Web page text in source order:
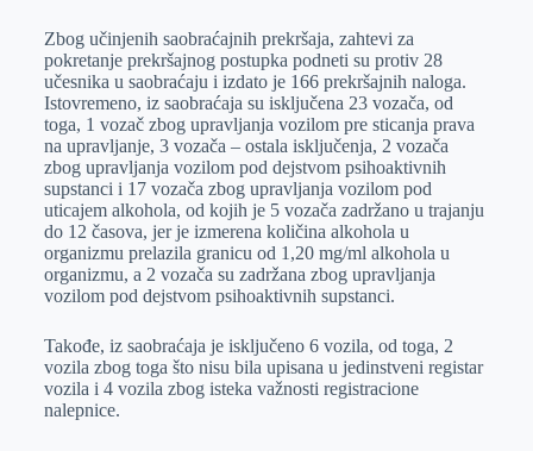
Zbog učinjenih saobraćajnih prekršaja, zahtevi za
pokretanje prekršajnog postupka podneti su protiv 28
učesnika u saobraćaju i izdato je 166 prekršajnih naloga.
Istovremeno, iz saobraćaja su isključena 23 vozača, od
toga, 1 vozač zbog upravljanja vozilom pre sticanja prava
na upravljanje, 3 vozača – ostala isključenja, 2 vozača
zbog upravljanja vozilom pod dejstvom psihoaktivnih
supstanci i 17 vozača zbog upravljanja vozilom pod
uticajem alkohola, od kojih je 5 vozača zadržano u trajanju
do 12 časova, jer je izmerena količina alkohola u
organizmu prelazila granicu od 1,20 mg/ml alkohola u
organizmu, a 2 vozača su zadržana zbog upravljanja
vozilom pod dejstvom psihoaktivnih supstanci.
Takođe, iz saobraćaja je isključeno 6 vozila, od toga, 2
vozila zbog toga što nisu bila upisana u jedinstveni registar
vozila i 4 vozila zbog isteka važnosti registracione
nalepnice.